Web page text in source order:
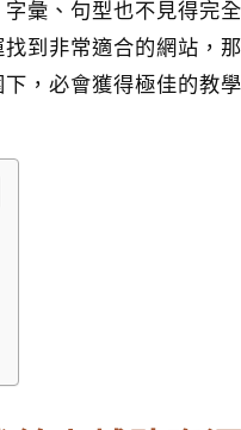
彙、句型也不見得完
到非常適合的網站，
，必會獲得極佳的教